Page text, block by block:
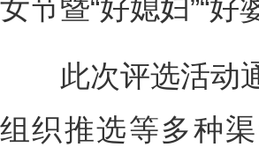
女节暨“好媳妇”“好
此次评选活动通
组织推选等多种